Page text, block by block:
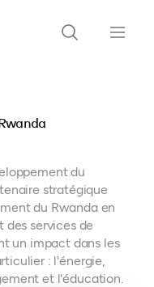
du
stratégique
du Rwanda en
services de
un impact dans les
: l'énergie,
et l'éducation.